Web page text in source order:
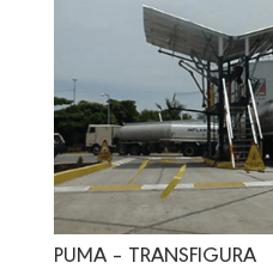
PUMA – TRANSFIGURA